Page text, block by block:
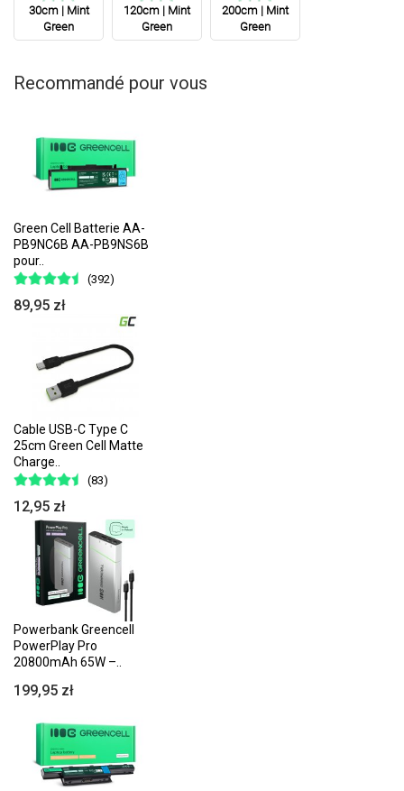
30cm | Mint
Green
120cm | Mint
Green
200cm | Mint
Green
Recommandé pour vous
Green Cell Batterie AA-
PB9NC6B AA-PB9NS6B
pour..
(392)
89,95 zł
Cable USB-C Type C
25cm Green Cell Matte
Charge..
(83)
12,95 zł
Powerbank Greencell
PowerPlay Pro
20800mAh 65W –..
199,95 zł